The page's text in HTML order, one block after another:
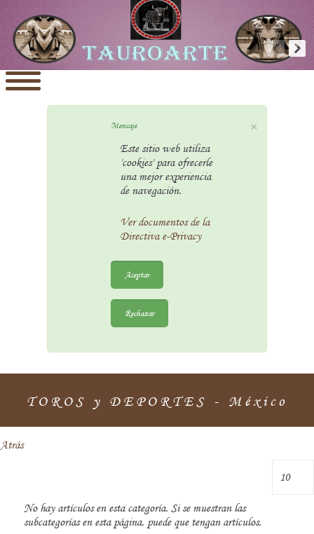
×
Mensaje
Este sitio web utiliza
'cookies' para ofrecerle
una mejor experiencia
de navegación.
Ver documentos de la
Directiva e-Privacy
Aceptar
Rechazar
TOROS y DEPORTES - México
Atrás
No hay artículos en esta categoría. Si se muestran las
subcategorías en esta página, puede que tengan artículos.